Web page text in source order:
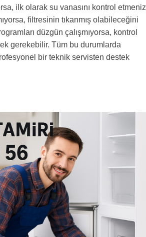
ilk olarak su vanasını kontrol etmeniz
filtresinin tıkanmış olabileceğini
düzgün çalışmıyorsa, kontrol
gerekebilir. Tüm bu durumlarda
bir teknik servisten destek